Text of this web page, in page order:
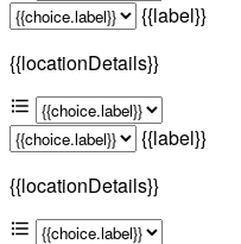
{{label}}
{{locationDetails}}
{{label}}
{{locationDetails}}